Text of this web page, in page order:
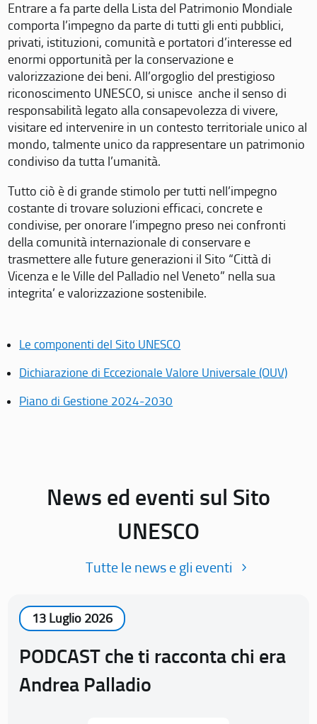
Entrare a fa parte della Lista del Patrimonio Mondiale
comporta l’impegno da parte di tutti gli enti pubblici,
privati, istituzioni, comunità e portatori d’interesse ed
enormi opportunità per la conservazione e
valorizzazione dei beni. All’orgoglio del prestigioso
riconoscimento UNESCO, si unisce anche il senso di
responsabilità legato alla consapevolezza di vivere,
visitare ed intervenire in un contesto territoriale unico al
mondo, talmente unico da rappresentare un patrimonio
condiviso da tutta l’umanità.
Tutto ciò è di grande stimolo per tutti nell’impegno
costante di trovare soluzioni efficaci, concrete e
condivise, per onorare l’impegno preso nei confronti
della comunità internazionale di conservare e
trasmettere alle future generazioni il Sito “Città di
Vicenza e le Ville del Palladio nel Veneto” nella sua
integrita’ e valorizzazione sostenibile.
Le componenti del Sito UNESCO
Dichiarazione di Eccezionale Valore Universale (OUV)
Piano di Gestione 2024-2030
News ed eventi sul Sito
UNESCO
Tutte le news e gli eventi
13 Luglio 2026
PODCAST che ti racconta chi era
Andrea Palladio